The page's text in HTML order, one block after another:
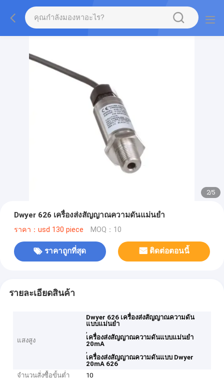
2/5
Dwyer 626 เครื่องส่งสัญญาณความดันแม่นยำ
ราคา：usd 130 piece MOQ：10
ราคาถูกที่สุด ติดต่อตอนนี้
รายละเอียดสินค้า
แสงสูง
Dwyer 626 เครื่องส่งสัญญาณความดัน
แบบแม่นยำ
,
เครื่องส่งสัญญาณความดันแบบแม่นยำ
20mA
,
เครื่องส่งสัญญาณความดันแบบ Dwyer
20mA 626
จำนวนสั่งซื้อขั้นต่ำ
10